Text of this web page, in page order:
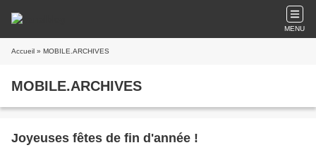
MENU
Accueil » MOBILE.ARCHIVES
MOBILE.ARCHIVES
Joyeuses fêtes de fin d'année !